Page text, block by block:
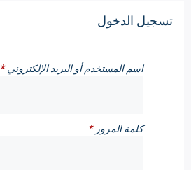
تسجيل الدخول
اسم المستخدم أو البريد الإلكتروني*
كلمة المرور*